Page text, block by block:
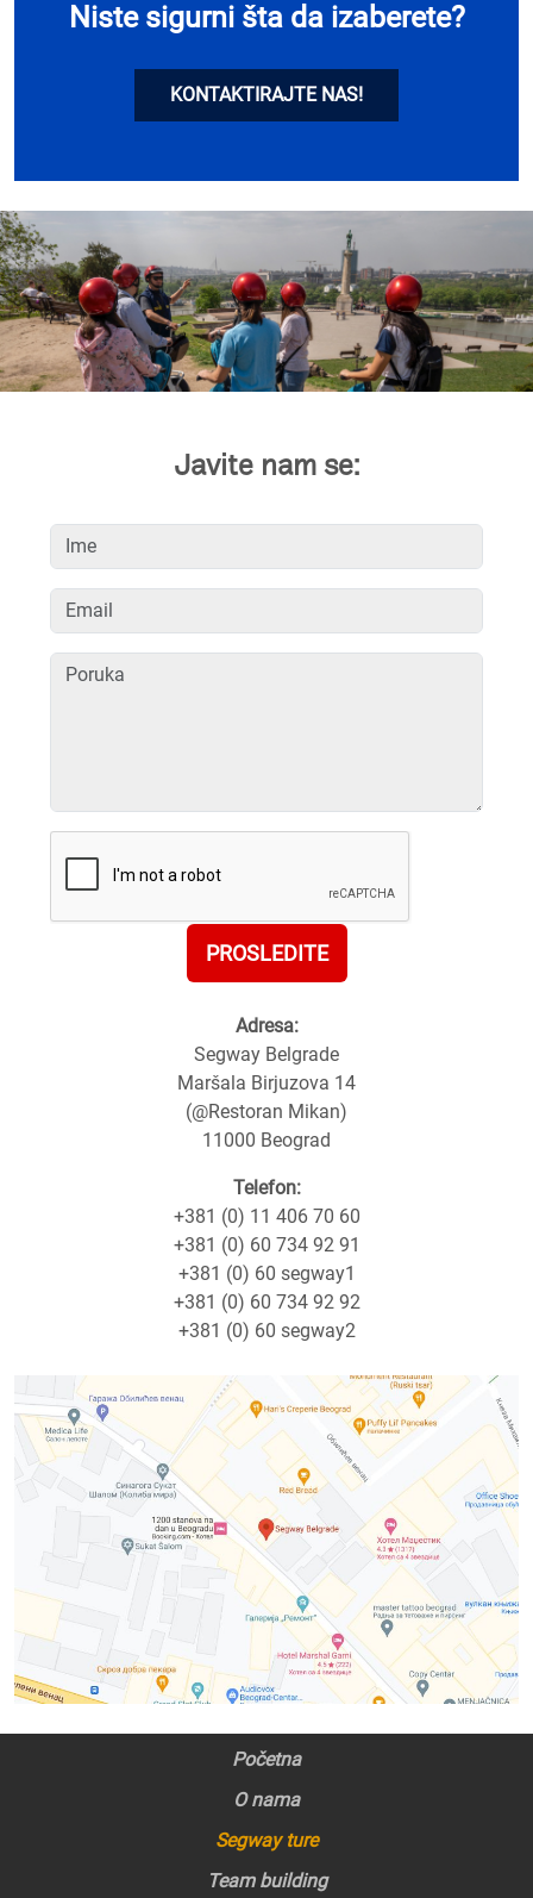
Niste sigurni šta da izaberete?
KONTAKTIRAJTE NAS!
Javite nam se:
PROSLEDITE
Adresa:
Segway Belgrade
Maršala Birjuzova 14
(@Restoran Mikan)
11000 Beograd
Telefon:
+381 (0) 11 406 70 60
+381 (0) 60 734 92 91
+381 (0) 60 segway1
+381 (0) 60 734 92 92
+381 (0) 60 segway2
Početna
O nama
Segway ture
Team building